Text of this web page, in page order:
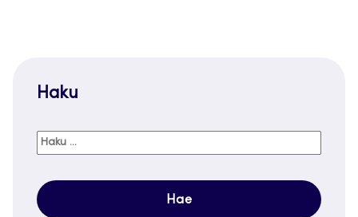
Haku
Haku: